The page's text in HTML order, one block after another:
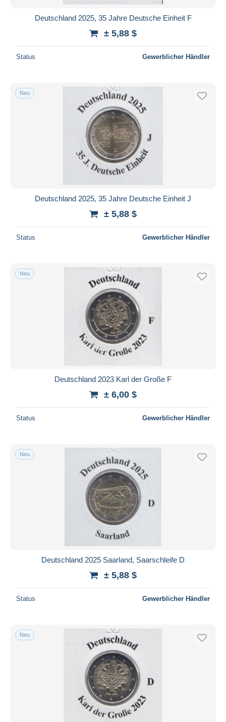
Deutschland 2025, 35 Jahre Deutsche Einheit F
± 5,88 $
Status Gewerblicher Händler
Neu
Deutschland 2025, 35 Jahre Deutsche Einheit J
± 5,88 $
Status Gewerblicher Händler
Neu
Deutschland 2023 Karl der Große F
± 6,00 $
Status Gewerblicher Händler
Neu
Deutschland 2025 Saarland, Saarschleife D
± 5,88 $
Status Gewerblicher Händler
Neu